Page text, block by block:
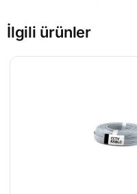
İlgili ürünler